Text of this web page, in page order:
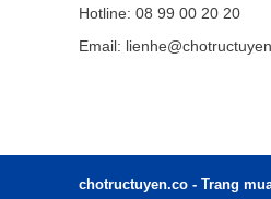
Hotline: 08 99 00 20 20
Email:
chotructuyen.co - Trang